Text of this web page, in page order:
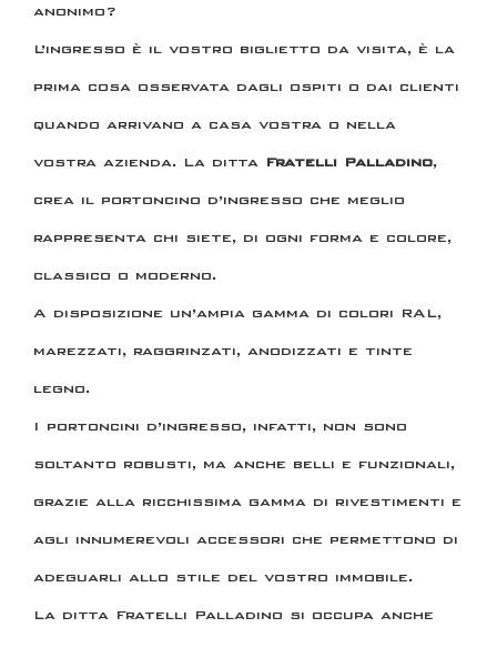
anonimo?
L’ingresso è il vostro biglietto da visita, è la
prima cosa osservata dagli ospiti o dai clienti
quando arrivano a casa vostra o nella
vostra azienda. La dittaFratelli Palladino,
crea il portoncino d’ingresso che meglio
rappresenta chi siete, di ogni forma e colore,
classico o moderno.
A disposizione un’ampia gamma di colori RAL,
marezzati, raggrinzati, anodizzati e tinte
legno.
I portoncini d’ingresso, infatti, non sono
soltanto robusti, ma anche belli e funzionali,
grazie alla ricchissima gamma di rivestimenti e
agli innumerevoli accessori che permettono di
adeguarli allo stile del vostro immobile.
La ditta Fratelli Palladino si occupa anche